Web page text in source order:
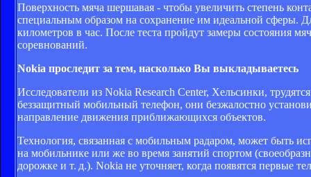
Поверхность мяча шершавая - чтобы увеличить степень
специальным образом на сохранение им идеальной сферы.
километров в час. После теста пройдут замеры состояния
соревнований.
Nokia проследит за тем, насколько Вы выкладываетесь
Исследователи из Nokia Research Center, Хельсинки,
беззащитный мобильный телефон, они безжалостно
направление движения приближающихся объектов.
Технология, связанная с мобильным радаром, может быть
на мобильнике или же во время занятий спортом
дорожке и т. д.). Nokia не уточняет, когда появятся первые